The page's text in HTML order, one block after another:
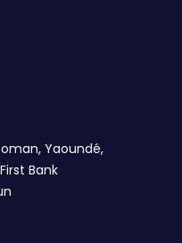
Yaoundé,
Bank